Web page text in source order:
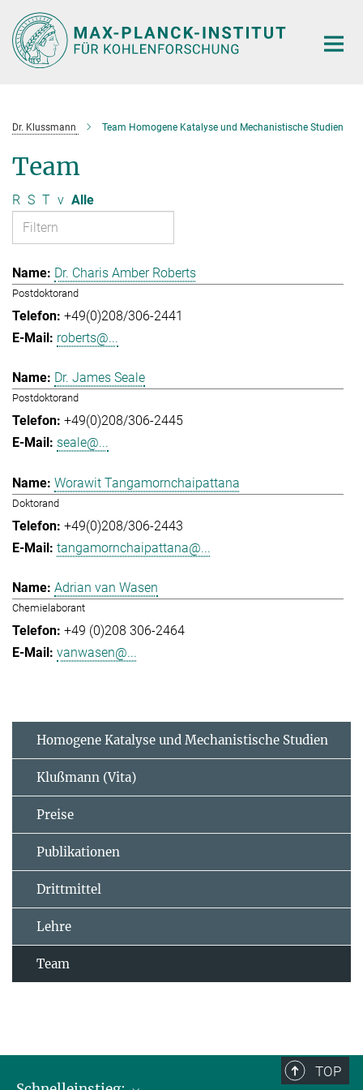
Hauptinhalt
Dr. Klussmann Team Homogene Katalyse und Mechanistische Studien
Team
R S T v Alle
Dr. Charis Amber Roberts
Postdoktorand
+49(0)208/306-2441
roberts@...
Dr. James Seale
Postdoktorand
+49(0)208/306-2445
seale@...
Worawit Tangamornchaipattana
Doktorand
+49(0)208/306-2443
tangamornchaipattana@...
Adrian van Wasen
Chemielaborant
+49 (0)208 306-2464
vanwasen@...
Homogene Katalyse und Mechanistische Studien
Klußmann (Vita)
Preise
Publikationen
Drittmittel
Lehre
Team
TOP